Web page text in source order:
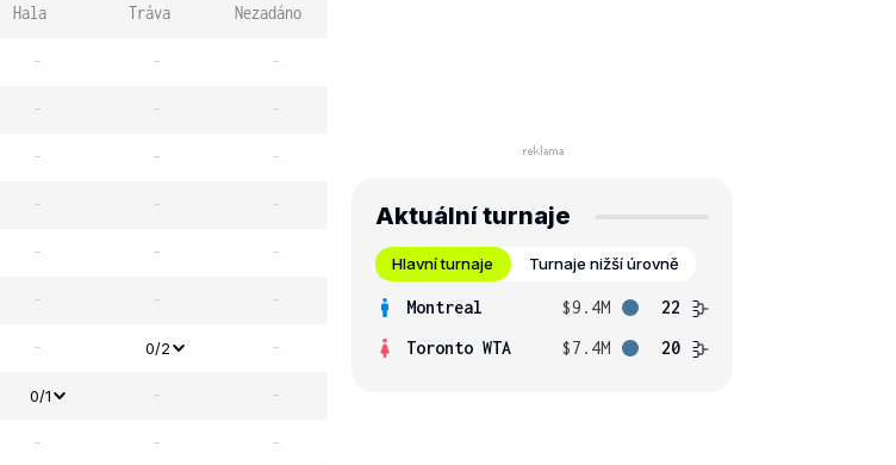
Hala Tráva Nezadáno
- - -
- - -
- - -
- - -
- - -
- - -
- 0/2 -
0/1 - -
- - -
Aktuální turnaje
Hlavní turnaje Turnaje nižší úrovně
Montreal $9.4M
22
Toronto WTA
$7.4M 20